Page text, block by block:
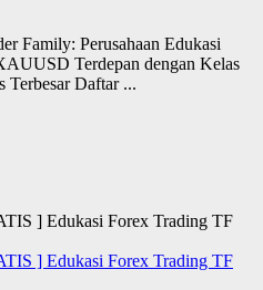
Family: Perusahaan Edukasi
Terdepan dengan Kelas
Terbesar Daftar ...